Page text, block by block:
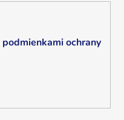
podmienkami ochrany